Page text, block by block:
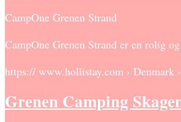
CampOne Grenen Strand
CampOne Grenen Strand er en rolig
https:// www.hollistay.com › Denmark
Grenen Camping